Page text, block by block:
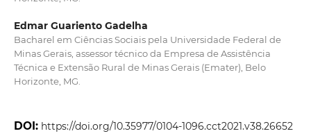
Edmar Guariento Gadelha
Bacharel em Ciências Sociais pela Universidade Federal de
Minas Gerais, assessor técnico da Empresa de Assistência
Técnica e Extensão Rural de Minas Gerais (Emater), Belo
Horizonte, MG.
DOI: https://doi.org/10.35977/0104-1096.cct2021.v38.26652